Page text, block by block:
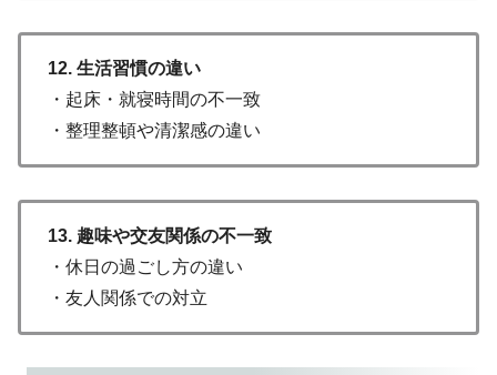
12. 生活習慣の違い
・起床・就寝時間の不一致
・整理整頓や清潔感の違い
13. 趣味や交友関係の不一致
・休日の過ごし方の違い
・友人関係での対立